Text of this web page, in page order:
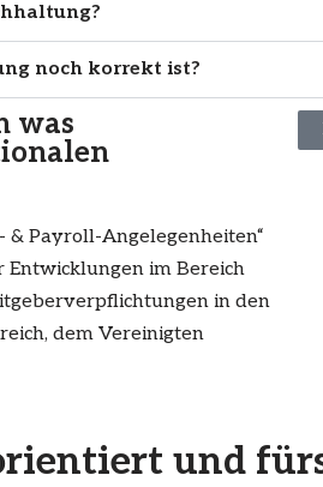
noch korrekt ist?
was
Payroll-Angelegenheiten“
im Bereich
in den
dem Vereinigten
und